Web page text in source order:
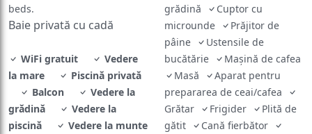
beds.
Baie privată cu cadă
WiFi gratuit
Vedere
la mare
Piscină privată
Balcon
Vedere la
grădină
Vedere la
piscină
Vedere la munte
grădină
Cuptor cu
microunde
Prăjitor de
pâine
Ustensile de
bucătărie
Mașină de cafea
Masă
Aparat pentru
prepararea de ceai/cafea
Grătar
Frigider
Plită de
gătit
Cană fierbător